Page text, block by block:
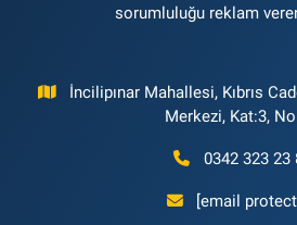
sorumluluğu reklam
İncilipınar Mahallesi, Kıbrıs
Merkezi, Kat:3,
0342 323 23
[email